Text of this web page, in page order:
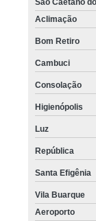
Aclimação
Bom Retiro
Cambuci
Consolação
Higienópolis
Luz
República
Santa Efigênia
Vila Buarque
Aeroporto